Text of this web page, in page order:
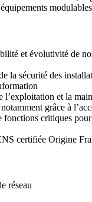
et évolutivité de
la sécurité des
l’exploitation et la
grâce à
fonctions critiques
certifiée Origine
réseau